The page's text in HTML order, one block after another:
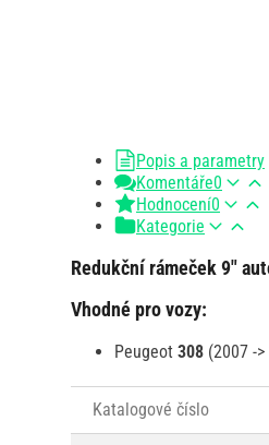
Popis a parametry
Komentáře0
Hodnocení0
Kategorie
Redukční rámeček 9"
Vhodné pro vozy:
Peugeot 308 (2007 -
Katalogové číslo